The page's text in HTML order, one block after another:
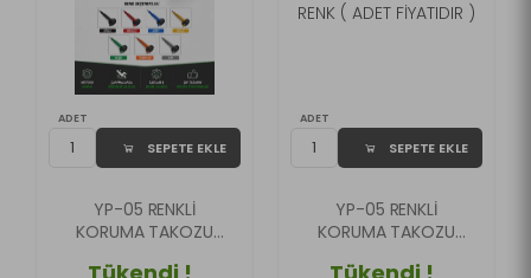
ADET
SEPETE EKLE
YP-05 RENKLİ
KORUMA TAKOZU
ADET
SEPETE EKLE
YP-05 RENKLİ
KORUMA TAKOZU